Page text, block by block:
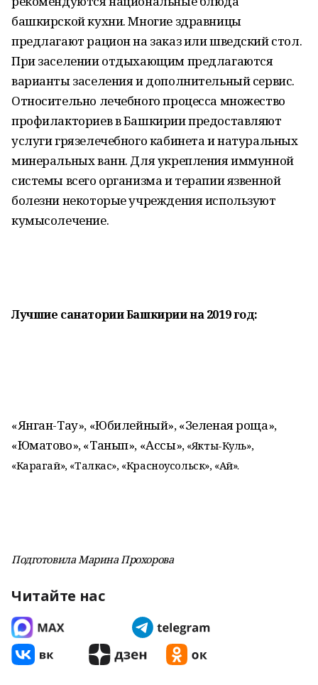
башкирской кухни. Многие здравницы
предлагают рацион на заказ или шведский стол.
При заселении отдыхающим предлагаются
варианты заселения и дополнительный сервис.
Относительно лечебного процесса множество
профилакториев в Башкирии предоставляют
услуги грязелечебного кабинета и натуральных
минеральных ванн. Для укрепления иммунной
системы всего организма и терапии язвенной
болезни некоторые учреждения используют
кумысолечение.
Лучшие санатории Башкирии на 2019 год:
«Янган-Тау», «Юбилейный», «Зеленая роща»,
«Юматово», «Танып», «Ассы», «Якты-Куль»,
«Карагай», «Талкас», «Красноусольск», «Ай».
Подготовила Марина Прохорова
Читайте нас